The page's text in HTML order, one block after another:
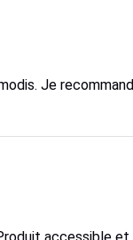
Je